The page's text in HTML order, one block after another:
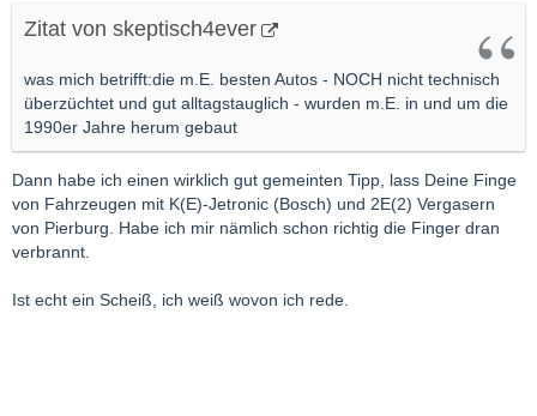
Zitat von skeptisch4ever
was mich betrifft:die m.E. besten Autos - NOCH nicht technisch
überzüchtet und gut alltagstauglich - wurden m.E. in und um die
1990er Jahre herum gebaut
Dann habe ich einen wirklich gut gemeinten Tipp, lass Deine Finge
von Fahrzeugen mit K(E)-Jetronic (Bosch) und 2E(2) Vergasern
von Pierburg. Habe ich mir nämlich schon richtig die Finger dran
verbrannt.
Ist echt ein Scheiß, ich weiß wovon ich rede.